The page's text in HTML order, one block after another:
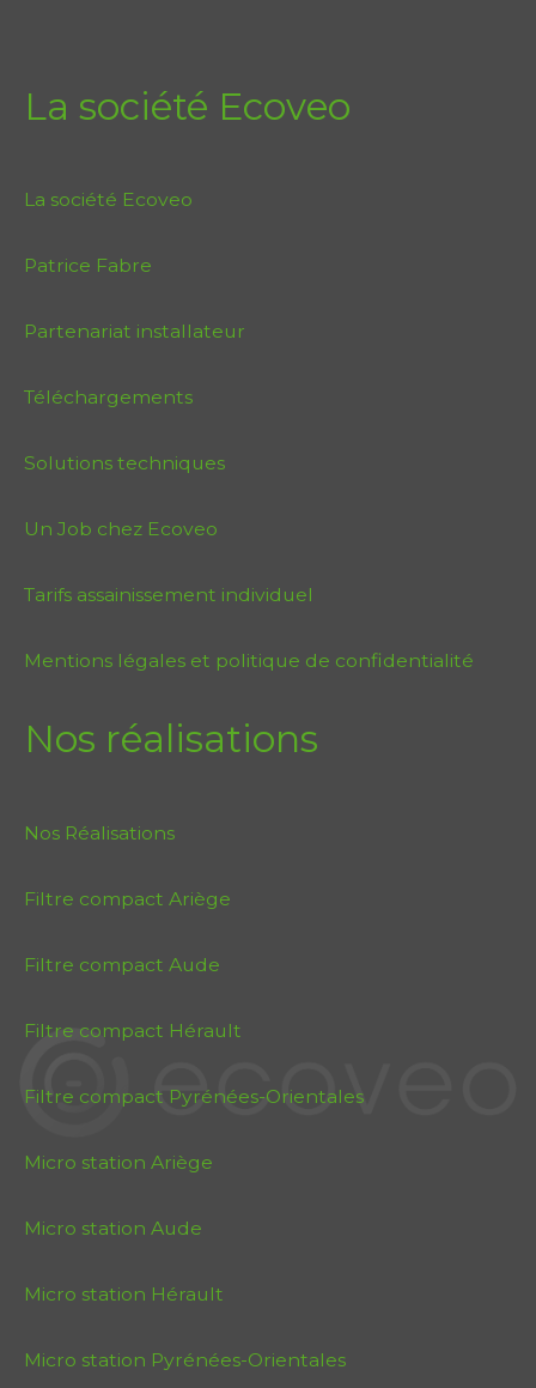
La société Ecoveo
La société Ecoveo
Patrice Fabre
Partenariat installateur
Téléchargements
Solutions techniques
Un Job chez Ecoveo
Tarifs assainissement individuel
Mentions légales et politique de confidentialité
Nos réalisations
Nos Réalisations
Filtre compact Ariège
Filtre compact Aude
Filtre compact Hérault
Filtre compact Pyrénées-Orientales
Micro station Ariège
Micro station Aude
Micro station Hérault
Micro station Pyrénées-Orientales